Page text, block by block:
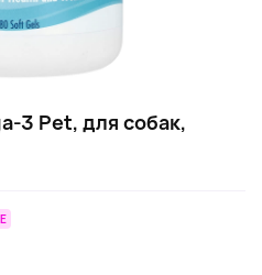
3 Pet, для собак,